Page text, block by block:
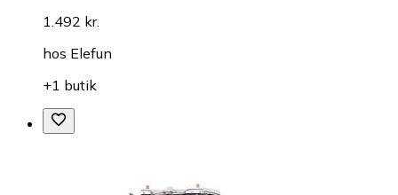
1.492 kr.
hos Elefun
+1 butik